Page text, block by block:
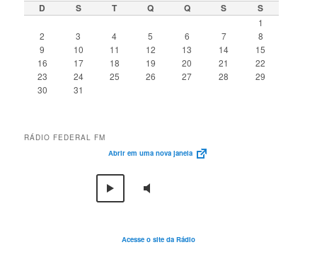
D S T Q Q S S
1
2
3 4 5 6 7
8
9
10 11 12 13 14
15
16
17 18 19 20 21
22
23
24 25 26 27 28
29
30
31
RÁDIO FEDERAL FM
Abrir em uma nova janela
Acesse o site da Rádio